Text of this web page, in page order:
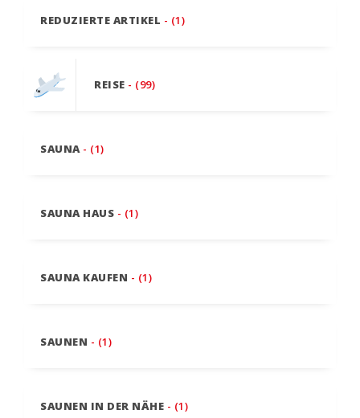
REDUZIERTE ARTIKEL - (1)
REISE - (99)
SAUNA - (1)
SAUNA HAUS - (1)
SAUNA KAUFEN - (1)
SAUNEN - (1)
SAUNEN IN DER NÄHE - (1)